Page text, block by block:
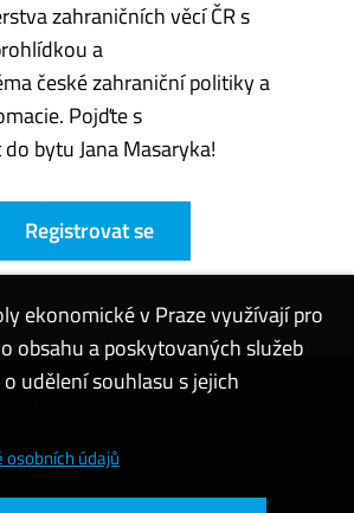
zahraničních věcí ČR s
a
české zahraniční politiky a
Pojďte s
bytu Jana Masaryka!
Registrovat se
ekonomické v Praze využívají pro
obsahu a poskytovaných služeb
udělení souhlasu s jejich
údajů